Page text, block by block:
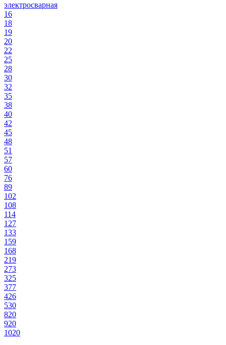
электросварная
16
18
19
20
22
25
28
30
32
35
38
40
42
45
48
51
57
60
76
89
102
108
114
127
133
159
168
219
273
325
377
426
530
820
920
1020